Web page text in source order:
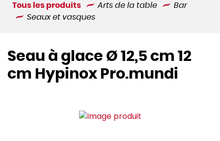
Tous les produits Arts de la table
Bar
Seaux et vasques
Seau à glace Ø 12,5 cm 12
cm Hypinox Pro.mundi